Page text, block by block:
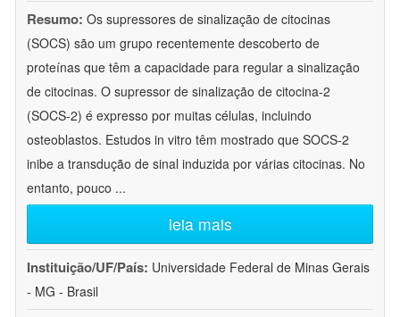
Resumo: Os supressores de sinalização de citocinas
(SOCS) são um grupo recentemente descoberto de
proteínas que têm a capacidade para regular a sinalização
de citocinas. O supressor de sinalização de citocina-2
(SOCS-2) é expresso por muitas células, incluindo
osteoblastos. Estudos in vitro têm mostrado que SOCS-2
inibe a transdução de sinal induzida por várias citocinas. No
entanto, pouco ...
leia mais
Instituição/UF/País: Universidade Federal de Minas Gerais
- MG - Brasil